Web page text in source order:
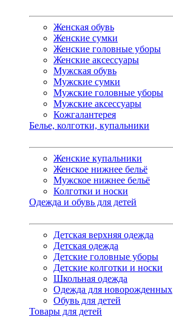
Женская обувь
Женские сумки
Женские головные уборы
Женские аксессуары
Мужская обувь
Мужские сумки
Мужские головные уборы
Мужские аксессуары
Кожгалантерея
Белье, колготки, купальники
Женские купальники
Женское нижнее бельё
Мужское нижнее бельё
Колготки и носки
Одежда и обувь для детей
Детская верхняя одежда
Детская одежда
Детские головные уборы
Детские колготки и носки
Школьная одежда
Одежда для новорожденных
Обувь для детей
Товары для детей